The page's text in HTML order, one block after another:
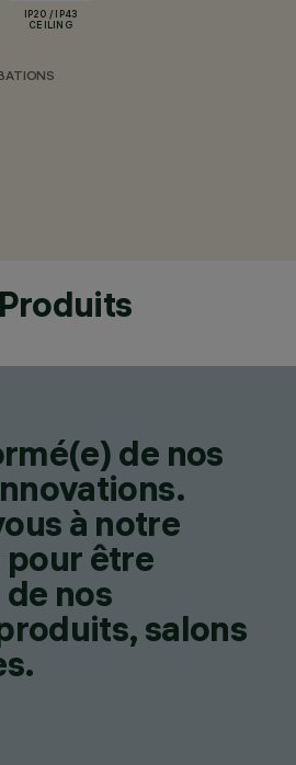
IP20 / IP43
CEILING
de nos
à notre
être
nos
salons